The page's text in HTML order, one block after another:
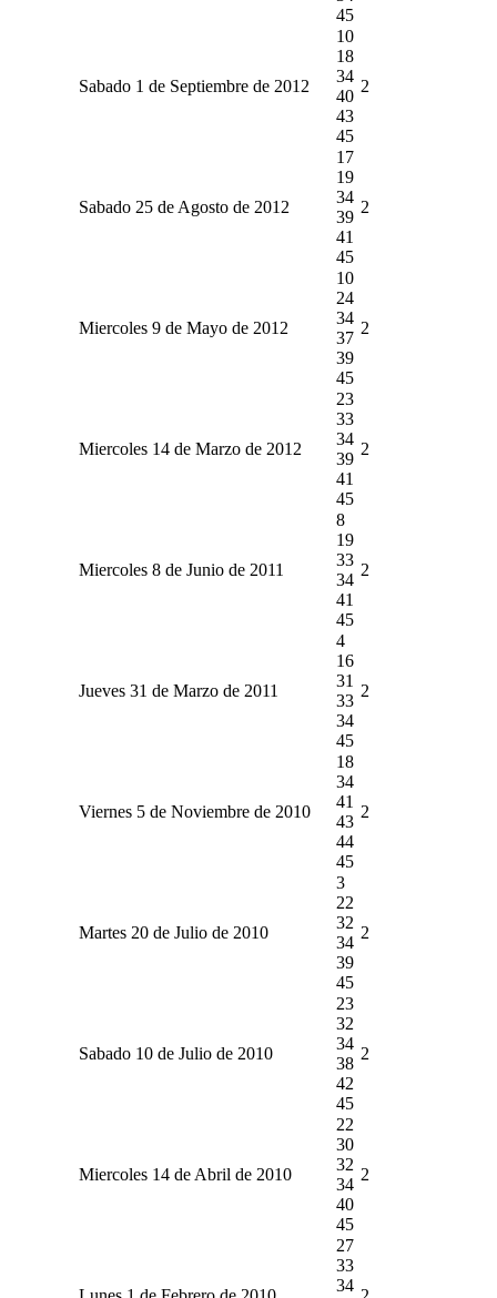
45
Sabado 1 de Septiembre de 2012
10
18
34
40
43
45
2
Sabado 25 de Agosto de 2012
17
19
34
39
41
45
2
Miercoles 9 de Mayo de 2012
10
24
34
37
39
45
2
Miercoles 14 de Marzo de 2012
23
33
34
39
41
45
2
Miercoles 8 de Junio de 2011
8
19
33
34
41
45
2
Jueves 31 de Marzo de 2011
4
16
31
33
34
45
2
Viernes 5 de Noviembre de 2010
18
34
41
43
44
45
2
Martes 20 de Julio de 2010
3
22
32
34
39
45
2
Sabado 10 de Julio de 2010
23
32
34
38
42
45
2
Miercoles 14 de Abril de 2010
22
30
32
34
40
45
2
27
33
34